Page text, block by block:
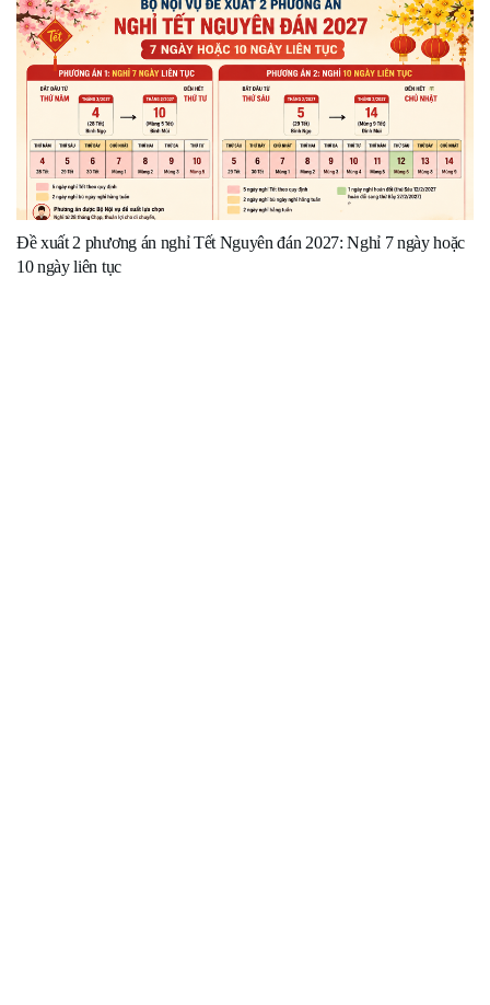
Đề xuất 2 phương án nghỉ Tết Nguyên đán 2027: Nghỉ 7 ngày hoặc
10 ngày liên tục